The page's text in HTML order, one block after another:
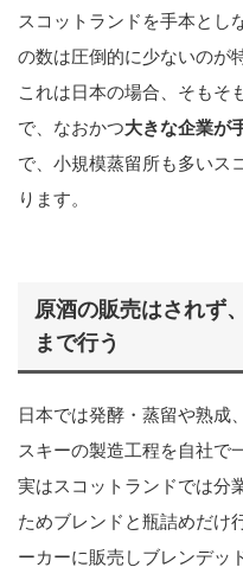
スコットランドを手本とし
の数は圧倒的に少ないのが
これは日本の場合、そもそ
で、なおかつ大きな企業が
で、小規模蒸留所も多いス
ります。
原酒の販売はされず
まで行う
日本では発酵・蒸留や熟成
スキーの製造工程を自社で
実はスコットランドでは分
ためブレンドと瓶詰めだけ
ーカーに販売しブレンデッ